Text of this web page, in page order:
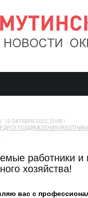
13 ОКТЯБРЯ 2022, 20:00
ДРСУ ПОЗДРАВЛЕНИЯ
работники и
хозяйства!
вас с